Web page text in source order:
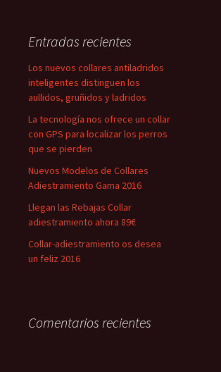
Entradas recientes
Los nuevos collares antiladridos
inteligentes distinguen los
aullidos, gruñidos y ladridos
La tecnología nos ofrece un collar
con GPS para localizar los perros
que se pierden
Nuevos Modelos de Collares
Adiestramiento Gama 2016
Llegan las Rebajas Collar
adiestramiento ahora 89€
Collar-adiestramiento os desea
un feliz 2016
Comentarios recientes